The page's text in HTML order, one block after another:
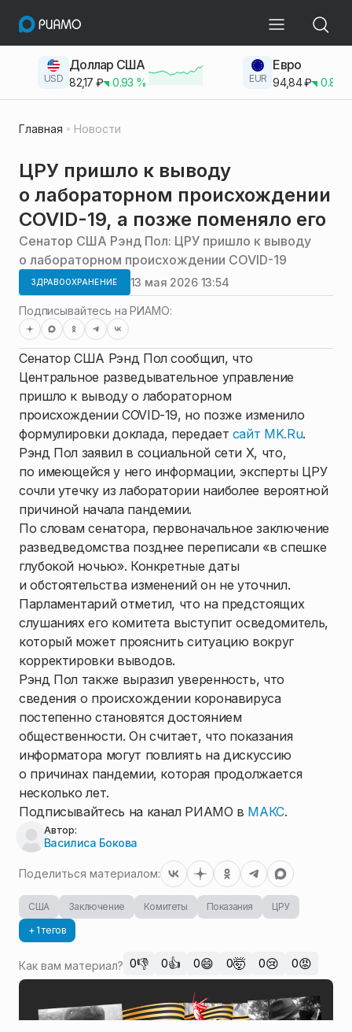
USD
Доллар США
82,17 ₽ 0.93 % EUR
Евро
94,84₽ 0.83
Главная Новости
ЦРУ пришло к выводу
о лабораторном происхождении
COVID-19, а позже поменяло его
Сенатор США Рэнд Пол: ЦРУ пришло к выводу
о лабораторном происхождении COVID-19
ЗДРАВООХРАНЕНИЕ 13 мая 2026 13:54
Подписывайтесь на РИАМО:
Сенатор США Рэнд Пол сообщил, что
Центральное разведывательное управление
пришло к выводу о лабораторном
происхождении COVID-19, но позже изменило
формулировки доклада, передает сайт MK.Ru.
Рэнд Пол заявил в социальной сети X, что,
по имеющейся у него информации, эксперты ЦРУ
сочли утечку из лаборатории наиболее вероятной
причиной начала пандемии.
По словам сенатора, первоначальное заключение
разведведомства позднее переписали «в спешке
глубокой ночью». Конкретные даты
и обстоятельства изменений он не уточнил.
Парламентарий отметил, что на предстоящих
слушаниях его комитета выступит осведомитель,
который может прояснить ситуацию вокруг
корректировки выводов.
Рэнд Пол также выразил уверенность, что
сведения о происхождении коронавируса
постепенно становятся достоянием
общественности. Он считает, что показания
информатора могут повлиять на дискуссию
о причинах пандемии, которая продолжается
несколько лет.
Подписывайтесь на канал РИАМО в МАКС.
Автор:
Василиса Бокова
Поделиться материалом:
США Заключение Комитеты Показания
ЦРУ
+ 1 тегов
Как вам материал? 0👎 0👍 0😄 0🤯 0😢 0😡